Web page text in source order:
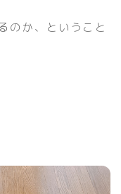
のか、ということ